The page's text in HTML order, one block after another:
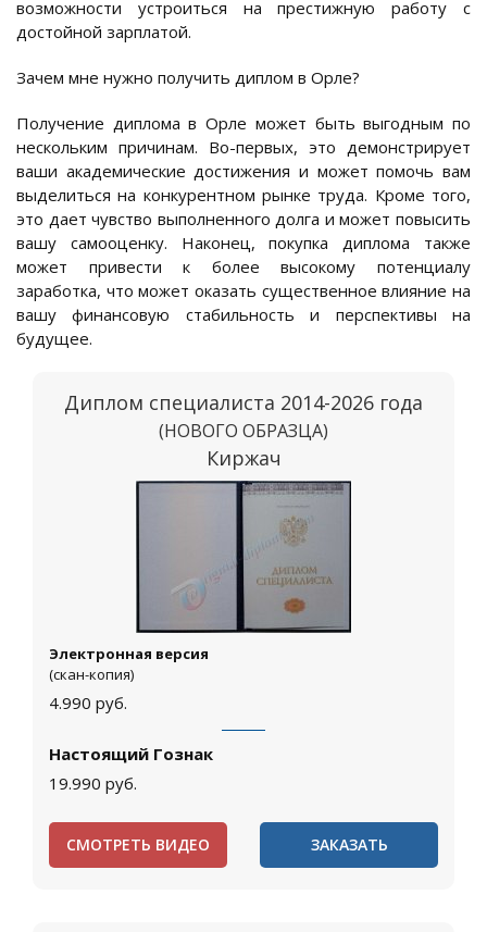
возможности устроиться на престижную работу с
достойной зарплатой.
Зачем мне нужно получить диплом в Орле?
Получение диплома в Орле может быть выгодным по
нескольким причинам. Во-первых, это демонстрирует
ваши академические достижения и может помочь вам
выделиться на конкурентном рынке труда. Кроме того,
это дает чувство выполненного долга и может повысить
вашу самооценку. Наконец, покупка диплома также
может привести к более высокому потенциалу
заработка, что может оказать существенное влияние на
вашу финансовую стабильность и перспективы на
будущее.
Диплом специалиста 2014-2026 года
(НОВОГО ОБРАЗЦА)
Киржач
Электронная версия
(скан-копия)
4.990 руб.
Настоящий Гознак
19.990 руб.
СМОТРЕТЬ ВИДЕО ЗАКАЗАТЬ